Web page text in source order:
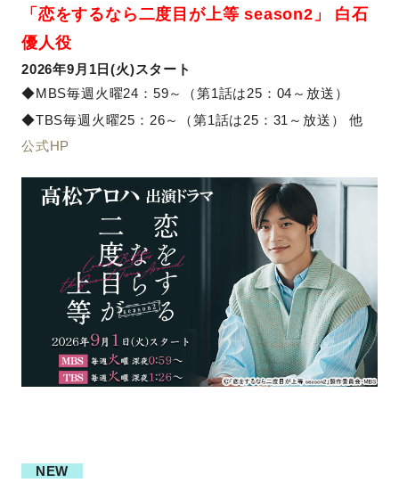
「恋をするなら二度目が上等 season2」 白石
優人役
2026年9月1日(火)スタート
◆MBS毎週火曜24：59～（第1話は25：04～放送）
◆TBS毎週火曜25：26～（第1話は25：31～放送） 他
公式HP
NEW